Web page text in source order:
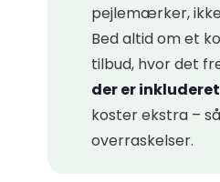
pejlemærker,
Bed altid om et
tilbud, hvor det
der er inkluderet
koster ekstra –
overraskelser.